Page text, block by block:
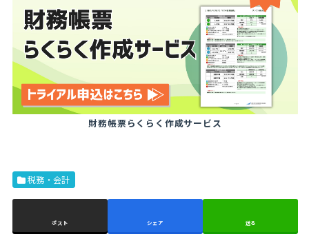
財務帳票らくらく作成サービス
税務・会計
ポスト シェア 送る